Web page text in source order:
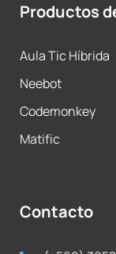
Productos
Aula Tic Híbrida
Neebot
Codemonkey
Matific
Contacto